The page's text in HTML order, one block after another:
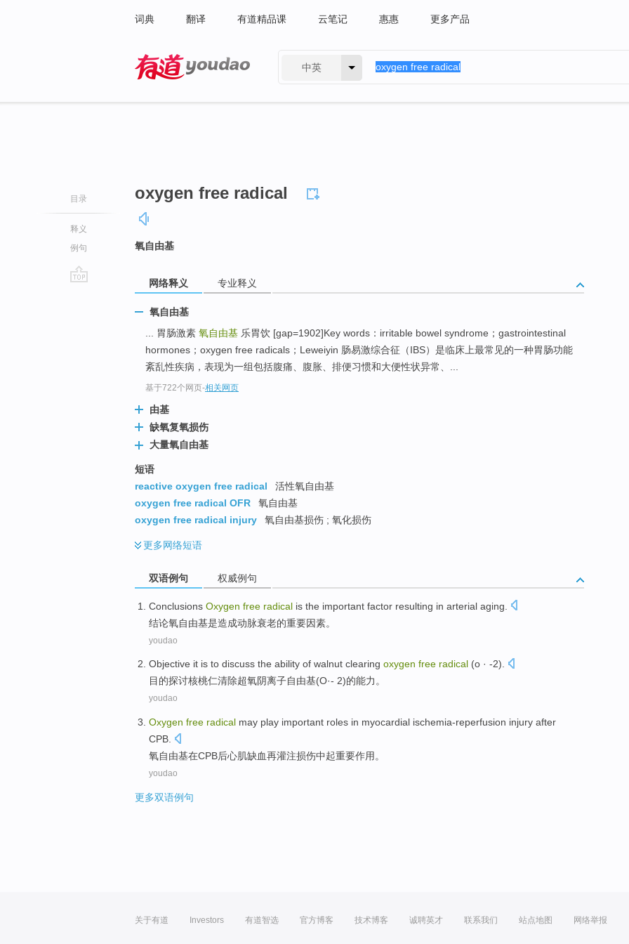
词典 翻译 有道精品课 云笔记 惠惠 更多产品
中英
目录
释义
例句
oxygen free radical
氧自由基
网络释义 专业释义
氧自由基
... 胃肠激素 氧自由基 乐胃饮 [gap=1902]Key words：irritable bowel syndrome；gastrointestinal
hormones；oxygen free radicals；Leweiyin 肠易激综合征（IBS）是临床上最常见的一种胃肠功能
紊乱性疾病，表现为一组包括腹痛、腹胀、排便习惯和大便性状异常、...
基于722个网页-相关网页
由基
缺氧复氧损伤
大量氧自由基
短语
reactive oxygen free radical
活性氧自由基
oxygen free radical OFR
氧自由基
oxygen free radical injury
氧自由基损伤 ; 氧化损伤
更多网络短语
双语例句 权威例句
Conclusions Oxygen free radical is the important factor resulting in arterial aging
结论氧自由基是造成动脉衰老的重要因素。
youdao
Objective it is to discuss the ability of walnut clearing oxygen free radical (o · -2).
目的探讨核桃仁清除超氧阴离子自由基(O·- 2)的能力。
youdao
Oxygen free radical may play important roles in myocardial ischemia-reperfusion injury after
CPB
氧自由基在CPB后心肌缺血再灌注损伤中起重要作用 。
youdao
更多双语例句
关于有道 Investors 有道智选 官方博客 技术博客 诚聘英才 联系我们 站点地图 网络举报